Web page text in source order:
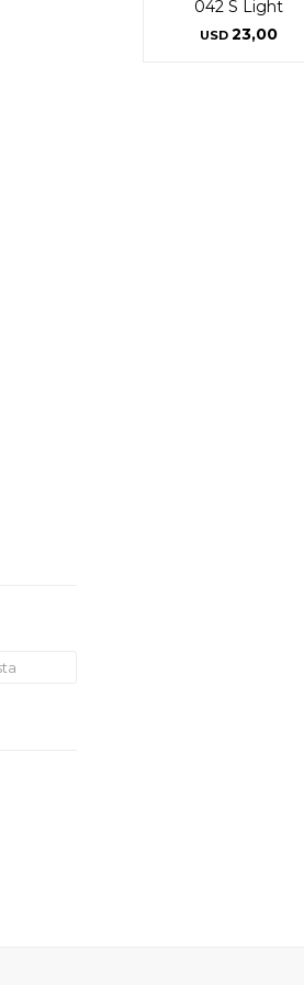
042 S Light
USD 23,00